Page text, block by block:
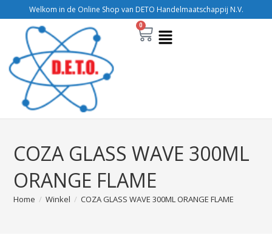
Welkom in de Online Shop van DETO Handelmaatschappij N.V.
0
COZA GLASS WAVE 300ML
ORANGE FLAME
Home / Winkel / COZA GLASS WAVE 300ML ORANGE FLAME